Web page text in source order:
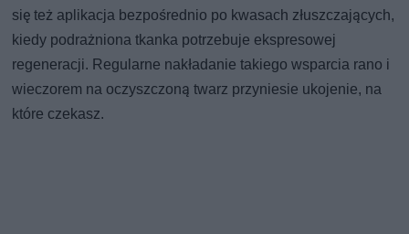
się też aplikacja bezpośrednio po kwasach złuszczających,
kiedy podrażniona tkanka potrzebuje ekspresowej
regeneracji. Regularne nakładanie takiego wsparcia rano i
wieczorem na oczyszczoną twarz przyniesie ukojenie, na
które czekasz.